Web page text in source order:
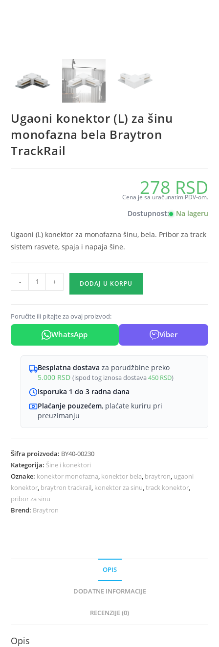
Ugaoni konektor (L) za šinu
monofazna bela Braytron
TrackRail
278 RSD
Cena je sa uračunatim PDV-om.
Dostupnost: Na lageru
Ugaoni (L) konektor za monofazna šinu, bela. Pribor za track
sistem rasvete, spaja i napaja šine.
konektor
za
šinu
monofazna
Braytron
TrackRail
količina
- + DODAJ U KORPU
Poručite ili pitajte za ovaj proizvod:
WhatsApp Viber
Besplatna dostava za porudžbine preko
5.000 RSD (ispod tog iznosa dostava450 RSD)
Isporuka 1 do 3 radna dana
Plaćanje pouzećem, plaćate kuriru pri
preuzimanju
Šifra proizvoda: BY40-00230
Kategorija: Šine i konektori
Oznake: konektor monofazna, konektor bela, braytron, ugaoni
konektor, braytron trackrail, konektor za sinu,track konektor,
pribor za sinu
Brend: Braytron
OPIS
DODATNE INFORMACIJE
RECENZIJE (0)
Opis